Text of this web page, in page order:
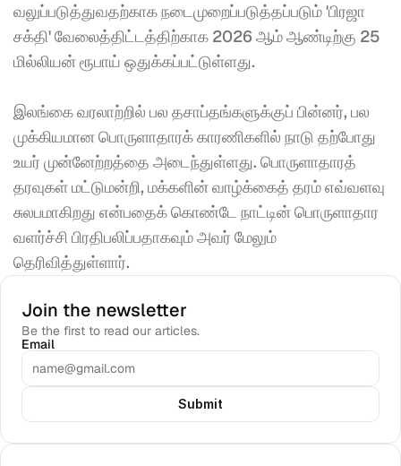
வலுப்படுத்துவதற்காக நடைமுறைப்படுத்தப்படும் 'பிரஜா
சக்தி' வேலைத்திட்டத்திற்காக 2026 ஆம் ஆண்டிற்கு 25
மில்லியன் ரூபாய் ஒதுக்கப்பட்டுள்ளது.
இலங்கை வரலாற்றில் பல தசாப்தங்களுக்குப் பின்னர், பல
முக்கியமான பொருளாதாரக் காரணிகளில் நாடு தற்போது
உயர் முன்னேற்றத்தை அடைந்துள்ளது. பொருளாதாரத்
தரவுகள் மட்டுமன்றி, மக்களின் வாழ்க்கைத் தரம் எவ்வளவு
சுலபமாகிறது என்பதைக் கொண்டே நாட்டின் பொருளாதார
வளர்ச்சி பிரதிபலிப்பதாகவும் அவர் மேலும்
தெரிவித்துள்ளார்.
Join the newsletter
Be the first to read our articles.
Email
Submit